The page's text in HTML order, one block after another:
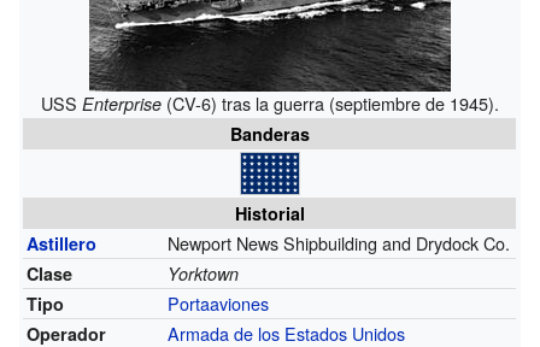
USS Enterprise(CV-6) tras la guerra (septiembre de 1945).
Banderas
Historial
Astillero
Newport News Shipbuilding and Drydock Co.
Clase
Yorktown
Tipo
Portaaviones
Operador Armada de los Estados Unidos